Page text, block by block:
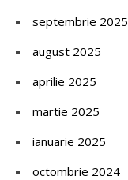
septembrie 2025
august 2025
aprilie 2025
martie 2025
ianuarie 2025
octombrie 2024